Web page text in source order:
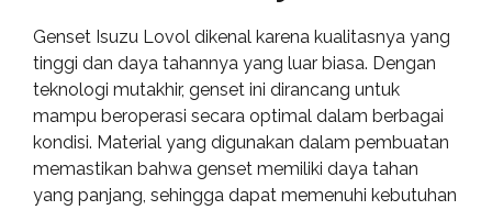
Genset Isuzu Lovol dikenal karena kualitasnya yang
tinggi dan daya tahannya yang luar biasa. Dengan
teknologi mutakhir, genset ini dirancang untuk
mampu beroperasi secara optimal dalam berbagai
kondisi. Material yang digunakan dalam pembuatan
memastikan bahwa genset memiliki daya tahan
yang panjang, sehingga dapat memenuhi kebutuhan